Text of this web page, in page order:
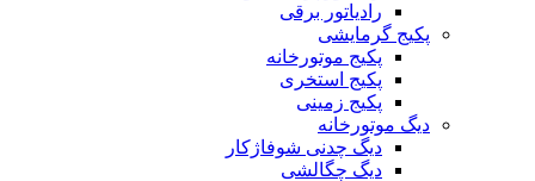
رادیاتور برقی
پکیج گرمایشی
پکیج موتورخانه
پکیج استخری
پکیج زمینی
دیگ موتورخانه
دیگ چدنی شوفاژکار
دیگ چگالشی